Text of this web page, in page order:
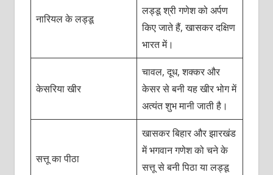
नारियल के लड्डू
लड्डू श्री गणेश को अर्पण
किए जाते हैं, खासकर दक्षिण
भारत में।
केसरिया खीर
चावल, दूध, शक्कर और
केसर से बनी यह खीर भोग में
अत्यंत शुभ मानी जाती है।
सत्तू का पीठा
खासकर बिहार और झारखंड
में भगवान गणेश को चने के
सत्तू से बनी पिठा या लड्डू